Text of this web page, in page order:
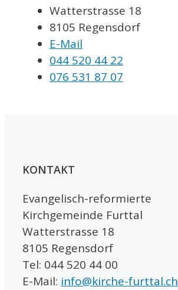
Watterstrasse 18
8105 Regensdorf
E-Mail
044 520 44 22
076 531 87 07
KONTAKT
Evangelisch-reformierte
Kirchgemeinde Furttal
Watterstrasse 18
8105 Regensdorf
Tel: 044 520 44 00
E-Mail: info@kirche-furttal.ch